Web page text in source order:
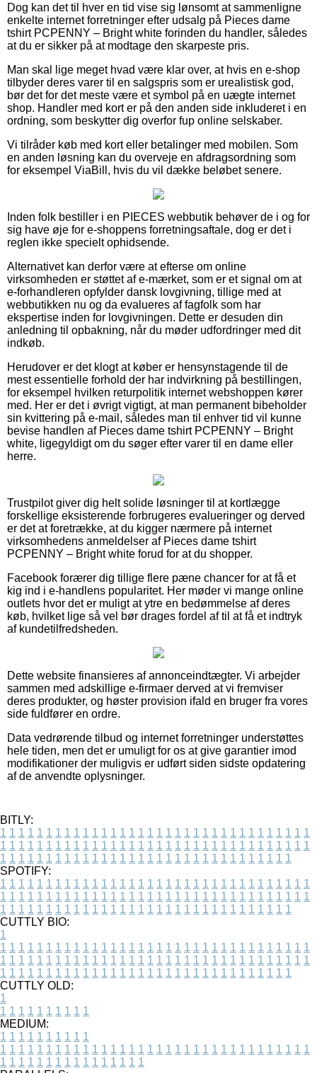
Dog kan det til hver en tid vise sig lønsomt at sammenligne
enkelte internet forretninger efter udsalg på Pieces dame
tshirt PCPENNY – Bright white forinden du handler, således
at du er sikker på at modtage den skarpeste pris.
Man skal lige meget hvad være klar over, at hvis en e-shop
tilbyder deres varer til en salgspris som er urealistisk god,
bør det for det meste være et symbol på en uægte internet
shop. Handler med kort er på den anden side inkluderet i en
ordning, som beskytter dig overfor fup online selskaber.
Vi tilråder køb med kort eller betalinger med mobilen. Som
en anden løsning kan du overveje en afdragsordning som
for eksempel ViaBill, hvis du vil dække beløbet senere.
Inden folk bestiller i en PIECES webbutik behøver de i og for
sig have øje for e-shoppens forretningsaftale, dog er det i
reglen ikke specielt ophidsende.
Alternativet kan derfor være at efterse om online
virksomheden er støttet af e-mærket, som er et signal om at
e-forhandleren opfylder dansk lovgivning, tillige med at
webbutikken nu og da evalueres af fagfolk som har
ekspertise inden for lovgivningen. Dette er desuden din
anledning til opbakning, når du møder udfordringer med dit
indkøb.
Herudover er det klogt at køber er hensynstagende til de
mest essentielle forhold der har indvirkning på bestillingen,
for eksempel hvilken returpolitik internet webshoppen kører
med. Her er det i øvrigt vigtigt, at man permanent bibeholder
sin kvittering på e-mail, således man til enhver tid vil kunne
bevise handlen af Pieces dame tshirt PCPENNY – Bright
white, ligegyldigt om du søger efter varer til en dame eller
herre.
Trustpilot giver dig helt solide løsninger til at kortlægge
forskellige eksisterende forbrugeres evalueringer og derved
er det at foretrække, at du kigger nærmere på internet
virksomhedens anmeldelser af Pieces dame tshirt
PCPENNY – Bright white forud for at du shopper.
Facebook forærer dig tillige flere pæne chancer for at få et
kig ind i e-handlens popularitet. Her møder vi mange online
outlets hvor det er muligt at ytre en bedømmelse af deres
køb, hvilket lige så vel bør drages fordel af til at få et indtryk
af kundetilfredsheden.
Dette website finansieres af annonceindtægter. Vi arbejder
sammen med adskillige e-firmaer derved at vi fremviser
deres produkter, og høster provision ifald en bruger fra vores
side fuldfører en ordre.
Data vedrørende tilbud og internet forretninger understøttes
hele tiden, men det er umuligt for os at give garantier imod
modifikationer der muligvis er udført siden sidste opdatering
af de anvendte oplysninger.
BITLY:
1 1 1 1 1 1 1 1 1 1 1 1 1 1 1 1 1 1 1 1 1 1 1 1 1 1 1 1 1 1 1 1 1 1
1 1 1 1 1 1 1 1 1 1 1 1 1 1 1 1 1 1 1 1 1 1 1 1 1 1 1 1 1 1 1 1 1 1
1 1 1 1 1 1 1 1 1 1 1 1 1 1 1 1 1 1 1 1 1 1 1 1 1 1 1 1 1 1 1 1
SPOTIFY:
1 1 1 1 1 1 1 1 1 1 1 1 1 1 1 1 1 1 1 1 1 1 1 1 1 1 1 1 1 1 1 1 1 1
1 1 1 1 1 1 1 1 1 1 1 1 1 1 1 1 1 1 1 1 1 1 1 1 1 1 1 1 1 1 1 1 1 1
1 1 1 1 1 1 1 1 1 1 1 1 1 1 1 1 1 1 1 1 1 1 1 1 1 1 1 1 1 1 1 1
CUTTLY BIO:
1
1 1 1 1 1 1 1 1 1 1 1 1 1 1 1 1 1 1 1 1 1 1 1 1 1 1 1 1 1 1 1 1 1 1
1 1 1 1 1 1 1 1 1 1 1 1 1 1 1 1 1 1 1 1 1 1 1 1 1 1 1 1 1 1 1 1 1 1
1 1 1 1 1 1 1 1 1 1 1 1 1 1 1 1 1 1 1 1 1 1 1 1 1 1 1 1 1 1 1 1
CUTTLY OLD:
1
1 1 1 1 1 1 1 1 1 1
MEDIUM:
1 1 1 1 1 1 1 1 1 1
1 1 1 1 1 1 1 1 1 1 1 1 1 1 1 1 1 1 1 1 1 1 1 1 1 1 1 1 1 1 1 1 1 1
1 1 1 1 1 1 1 1 1 1 1 1 1 1 1 1